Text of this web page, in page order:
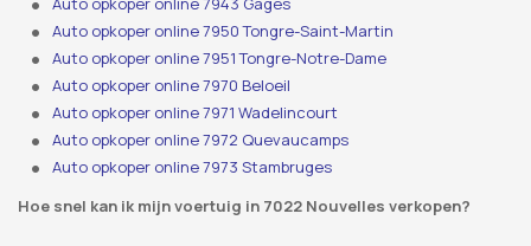
Auto opkoper online 7950 Tongre-Saint-Martin
Auto opkoper online 7951 Tongre-Notre-Dame
Auto opkoper online 7970 Beloeil
Auto opkoper online 7971 Wadelincourt
Auto opkoper online 7972 Quevaucamps
Auto opkoper online 7973 Stambruges
Hoe snel kan ik mijn voertuig in 7022 Nouvelles verkopen?